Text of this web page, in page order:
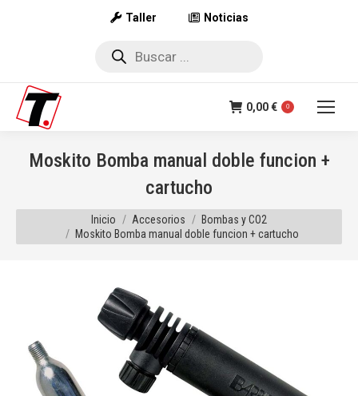
Taller Noticias
Búsqueda
0,00€ 0
Moskito Bomba manual doble funcion +
cartucho
Estás aquí:
Inicio Accesorios
Bombas y CO2
Moskito Bomba manual doble funcion + cartucho